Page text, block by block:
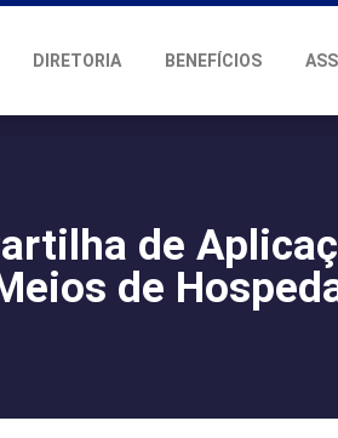
DIRETORIA BENEFÍCIOS
de
de